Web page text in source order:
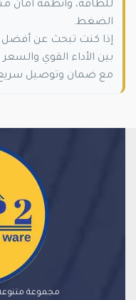
للطاقة، وأنظمة أمان
الضغط.
إذا كنت تبحث عن
بين الأداء القوي
مع ضمان وتوصيل سريع
مجموعة متنوعة